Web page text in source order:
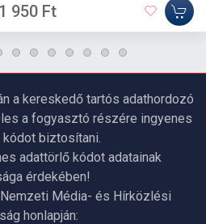
950 Ft
a kereskedő tartós adathordozó
a fogyasztó részére ingyenes
biztosítani.
adattörlő kódot adatainak
érdekében!
Média- és Hírközlési
honlapján: